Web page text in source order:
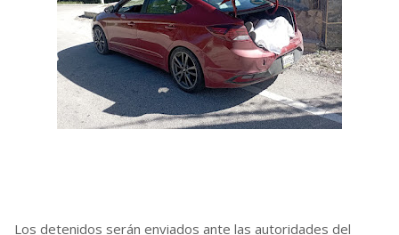
_Los detenidos serán enviados ante las autoridades del